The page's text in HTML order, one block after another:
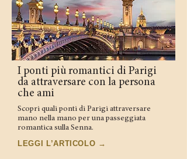
I ponti più romantici di Parigi
da attraversare con la persona
che ami
Scopri quali ponti di Parigi attraversare
mano nella mano per una passeggiata
romantica sulla Senna.
LEGGI L’ARTICOLO →